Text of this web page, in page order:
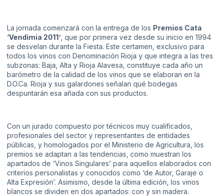
La jornada comenzará con la entrega de los Premios Cata
‘Vendimia 2011’ , que por primera vez desde su inicio en 1994
se desvelan durante la Fiesta. Este certamen, exclusivo para
todos los vinos con Denominación Rioja y que integra a las tres
subzonas: Baja, Alta y Rioja Alavesa, constituye cada año un
barómetro de la calidad de los vinos que se elaboran en la
D.O.Ca. Rioja y sus galardones señalan qué bodegas
despuntarán esa añada con sus productos.
Con un jurado compuesto por técnicos muy cualificados,
profesionales del sector y representantes de entidades
públicas, y homologados por el Ministerio de Agricultura, los
premios se adaptan a las tendencias, como muestran los
apartados de ‘Vinos Singulares’ para aquellos elaborados con
criterios personalistas y conocidos como ‘de Autor, Garaje o
Alta Expresión’. Asimismo, desde la última edición, los vinos
blancos se dividen en dos apartados: con y sin madera.